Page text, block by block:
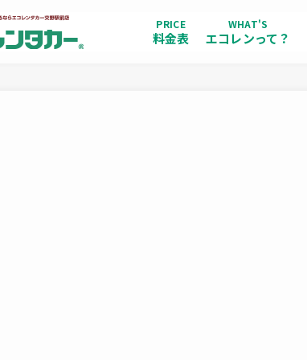
PRICE
料金表
WHAT'S
エコレンって？